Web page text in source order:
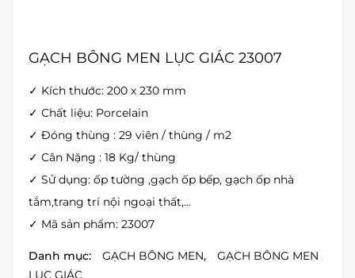
GẠCH BÔNG MEN LỤC GIÁC 23007
✓ Kích thước: 200 x 230 mm
✓ Chất liệu: Porcelain
✓ Đóng thùng : 29 viên / thùng / m2
✓ Cân Nặng : 18 Kg/ thùng
✓ Sử dụng: ốp tường ,gạch ốp bếp, gạch ốp nhà
tắm,trang trí nội ngoại thất,...
✓ Mã sản phẩm: 23007
Danh mục: GẠCH BÔNG MEN,
GẠCH BÔNG MEN
LỤC GIÁC